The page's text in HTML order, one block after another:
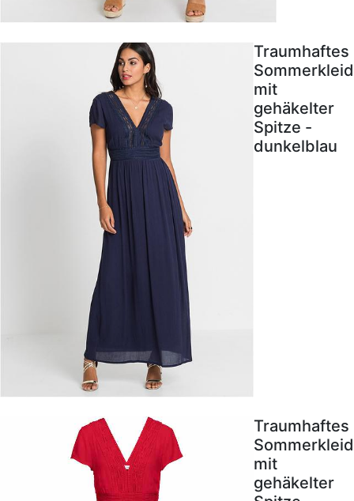
Traumhaftes
Sommerkleid
mit
gehäkelter
Spitze -
dunkelblau
Traumhaftes
Sommerkleid
mit
gehäkelter